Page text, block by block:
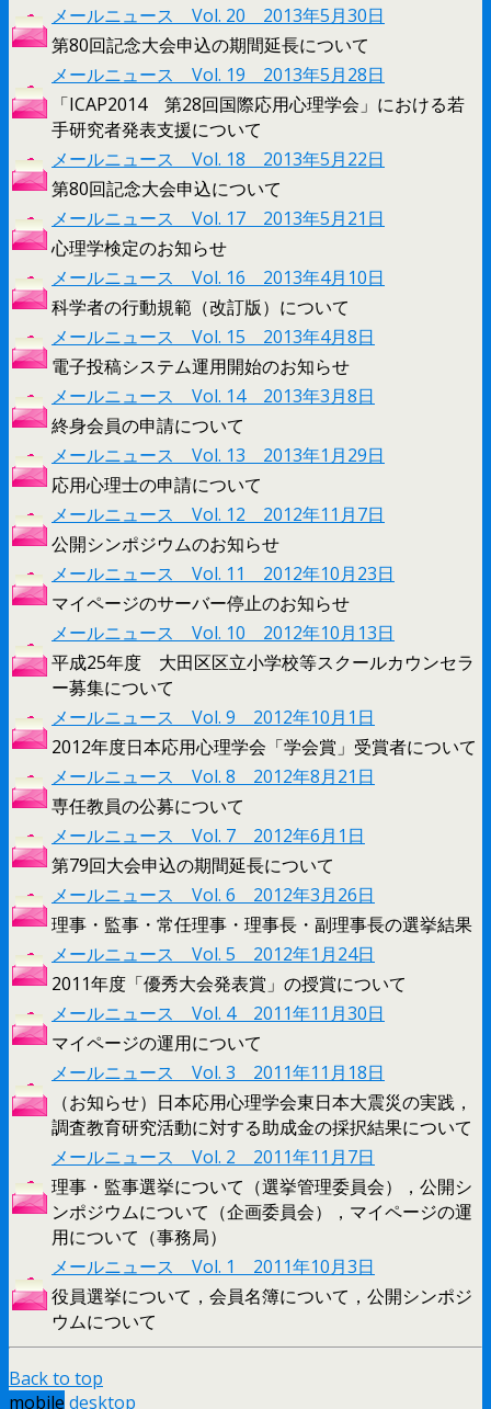
メールニュース Vol. 20 2013年5月30日
第80回記念大会申込の期間延長について
メールニュース Vol. 19 2013年5月28日
「ICAP2014 第28回国際応用心理学会」における若
手研究者発表支援について
メールニュース Vol. 18 2013年5月22日
第80回記念大会申込について
メールニュース Vol. 17 2013年5月21日
心理学検定のお知らせ
メールニュース Vol. 16 2013年4月10日
科学者の行動規範（改訂版）について
メールニュース Vol. 15 2013年4月8日
電子投稿システム運用開始のお知らせ
メールニュース Vol. 14 2013年3月8日
終身会員の申請について
メールニュース Vol. 13 2013年1月29日
応用心理士の申請について
メールニュース Vol. 12 2012年11月7日
公開シンポジウムのお知らせ
メールニュース Vol. 11 2012年10月23日
マイページのサーバー停止のお知らせ
メールニュース Vol. 10 2012年10月13日
平成25年度 大田区区立小学校等スクールカウンセラ
ー募集について
メールニュース Vol. 9 2012年10月1日
2012年度日本応用心理学会「学会賞」受賞者について
メールニュース Vol. 8 2012年8月21日
専任教員の公募について
メールニュース Vol. 7 2012年6月1日
第79回大会申込の期間延長について
メールニュース Vol. 6 2012年3月26日
理事・監事・常任理事・理事長・副理事長の選挙結果
メールニュース Vol. 5 2012年1月24日
2011年度「優秀大会発表賞」の授賞について
メールニュース Vol. 4 2011年11月30日
マイページの運用について
メールニュース Vol. 3 2011年11月18日
（お知らせ）日本応用心理学会東日本大震災の実践，
調査教育研究活動に対する助成金の採択結果について
メールニュース Vol. 2 2011年11月7日
理事・監事選挙について（選挙管理委員会），公開シ
ンポジウムについて（企画委員会），マイページの運
用について（事務局）
メールニュース Vol. 1 2011年10月3日
役員選挙について，会員名簿について，公開シンポジ
ウムについて
Back to top
mobile desktop